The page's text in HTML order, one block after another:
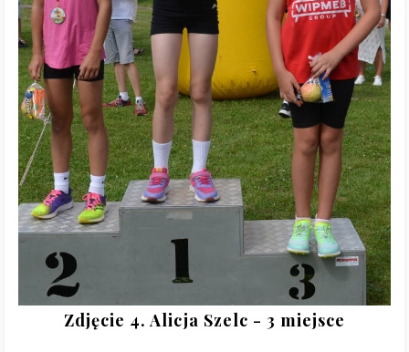
Zdjęcie 4. Alicja Szelc - 3 miejsce